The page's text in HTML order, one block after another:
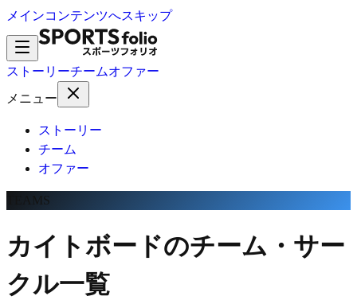
メインコンテンツへスキップ
ストーリーチームオファー
メニュー
ストーリー
チーム
オファー
TEAMS
カイトボードのチーム・サー
クル一覧